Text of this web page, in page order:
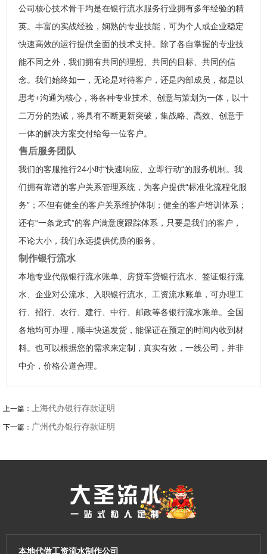
公司核心技术骨干均是在银行流水服务行业拥有多年经验的精
英。丰富的实战经验，娴熟的专业技能，可为个人或企业稳定
快速高效的运行提供全面的技术支持。除了各自掌握的专业技
能不同之外，我们拥有共同的理想、共同的目标、共同的信
念。我们始终如一，无论是对待客户，还是内部成员，都是以
思考+沟通为核心，将各种专业技术、创意与策划为一体，以十
二万分的热诚，将具有不断更新突破，集战略、高效、创意于
一体的解决方案交付给每一位客户。
售后服务团队
我们的客服推行24小时“快速响应、立即行动“的服务机制。我
们拥有靠谱的客户关系管理系统，为客户提供“标准化流程化服
务”；不但有健全的客户关系维护体制；健全的客户培训体系；
还有“一条龙式”的客户满意度跟踪体系，只要是我们的客户，
不论大小，我们永远提供优质的服务。
制作银行流水
本地专业代做银行流水账单、房贷车贷银行流水、签证银行流
水、企业对公流水、入职银行流水、工资流水账单，可办理工
行、招行、农行、建行、中行、邮政等各银行流水账单。全国
各地均可办理，顺丰快递发货，能保证在预定的时间内收到材
料。也可以根据您的需求来定制，真实有效，一线公司，并非
中介，价格公道合理。
上一篇： 上海代办银行存款证明
下一篇： 广州代办银行存款证明
本地代做工资流水制作公司